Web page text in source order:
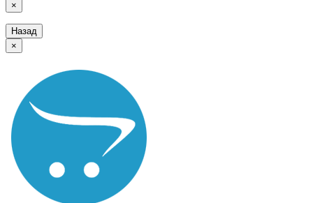
×
Назад
×